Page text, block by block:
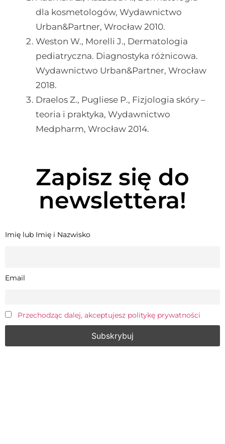
dla kosmetologów, Wydawnictwo
Urban&Partner, Wrocław 2010.
Weston W., Morelli J., Dermatologia
pediatryczna. Diagnostyka różnicowa.
Wydawnictwo Urban&Partner, Wrocław
2018.
Draelos Z., Pugliese P., Fizjologia skóry –
teoria i praktyka, Wydawnictwo
Medpharm, Wrocław 2014.
Zapisz się do
newslettera!
Imię lub Imię i Nazwisko
Email
Przechodząc dalej, akceptujesz politykę prywatności